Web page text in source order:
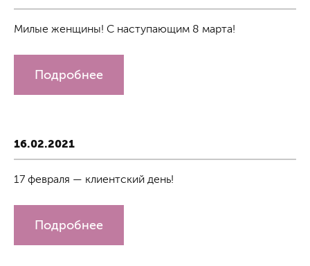
Милые женщины! С наступающим 8 марта!
Подробнее
16.02.2021
17 февраля — клиентский день!
Подробнее